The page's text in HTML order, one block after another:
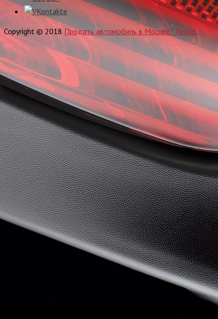
Copyright © 2018Продать автомобиль в Москве? Легко!.